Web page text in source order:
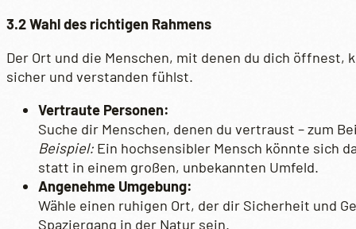
3.2 Wahl des richtigen Rahmens
Der Ort und die Menschen, mit denen du dich öffnest,
sicher und verstanden fühlst.
Vertraute Personen:
Suche dir Menschen, denen du vertraust – zum
Beispiel: Ein hochsensibler Mensch könnte sich
statt in einem großen, unbekannten Umfeld.
Angenehme Umgebung:
Wähle einen ruhigen Ort, der dir Sicherheit und
Spaziergang in der Natur sein.